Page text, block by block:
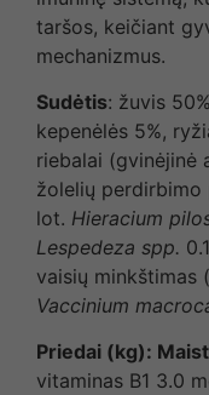
taršos, keičiant
mechanizmus.
Sudėtis: žuvis
kepenėlės 5%,
riebalai (gvinėjinė
žolelių perdirbimo
lot. Hieracium
Lespedeza spp.
vaisių minkštimas
Vaccinium
Priedai (kg):
vitaminas B1 3.0